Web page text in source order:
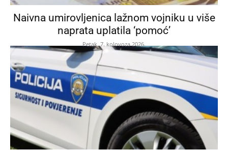
Naivna umirovljenica lažnom vojniku u više
naprata uplatila ‘pomoć’
Petak, 7. kolovoza 2026.